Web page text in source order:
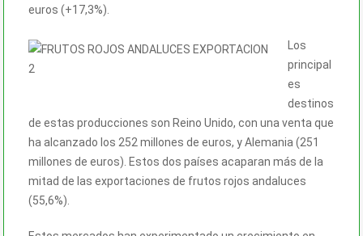
euros (+17,3%).
Los
principal
es
destinos
de estas producciones son Reino Unido, con una venta que
ha alcanzado los 252 millones de euros, y Alemania (251
millones de euros). Estos dos países acaparan más de la
mitad de las exportaciones de frutos rojos andaluces
(55,6%).